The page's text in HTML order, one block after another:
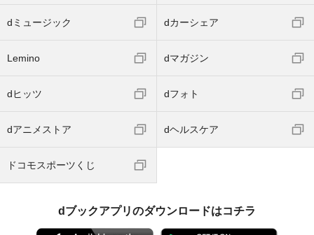
dミュージック dカーシェア
Lemino dマガジン
dヒッツ dフォト
dアニメストア dヘルスケア
ドコモスポーツくじ
dブックアプリのダウンロードはコチラ